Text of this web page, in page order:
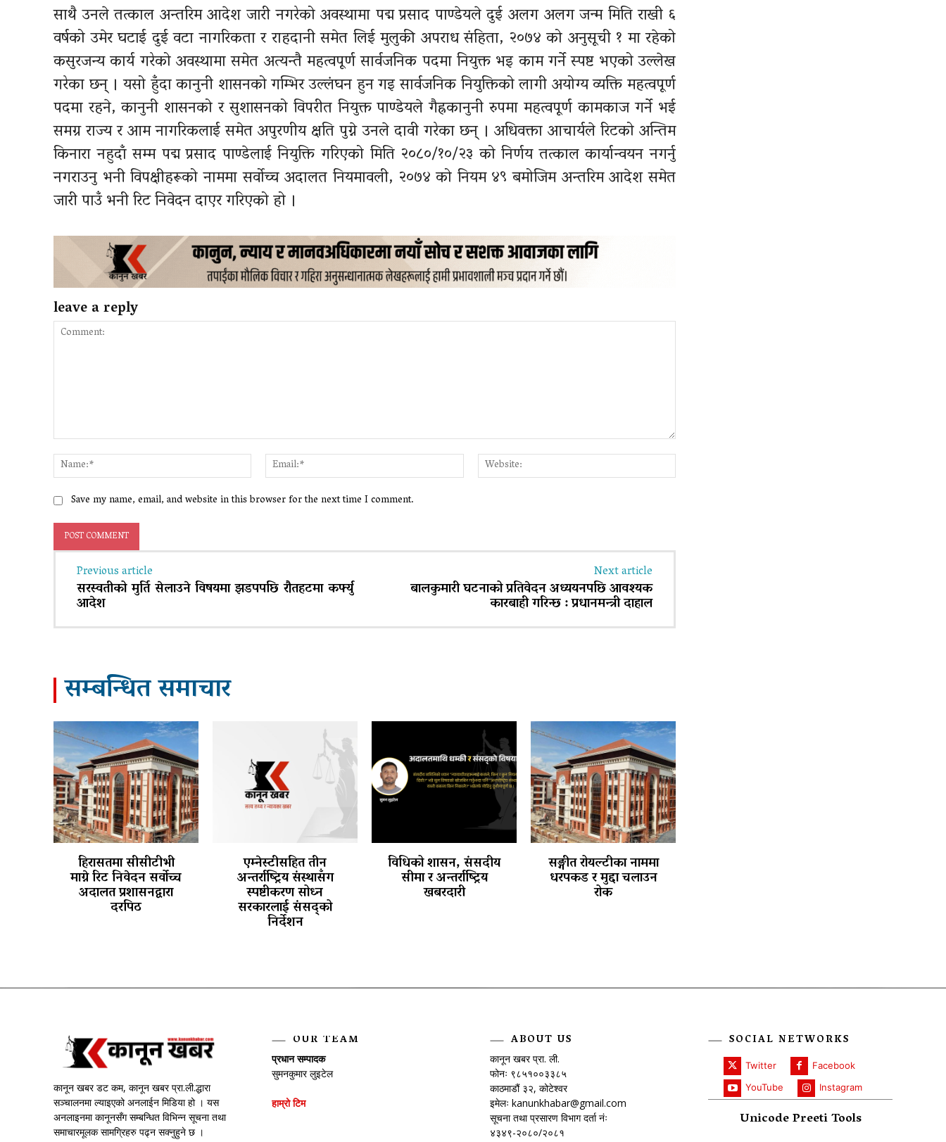
साथै उनले तत्काल अन्तरिम आदेश जारी नगरेको अवस्थामा पद्म प्रसाद पाण्डेयले दुई अलग अलग जन्म मिति राखी ६
वर्षको उमेर घटाई दुई वटा नागरिकता र राहदानी समेत लिई मुलुकी अपराध संहिता, २०७४ को अनुसूची १ मा रहेको
कसुरजन्य कार्य गरेको अवस्थामा समेत अत्यन्तै महत्वपूर्ण सार्वजनिक पदमा नियुक्त भइ काम गर्ने स्पष्ट भएको उल्लेख
गरेका छन् । यसो हुँदा कानुनी शासनको गम्भिर उल्लंघन हुन गइ सार्वजनिक नियुक्तिको लागी अयोग्य व्यक्ति महत्वपूर्ण
पदमा रहने, कानुनी शासनको र सुशासनको विपरीत नियुक्त पाण्डेयले गैह्रकानुनी रुपमा महत्वपूर्ण कामकाज गर्ने भई
समग्र राज्य र आम नागरिकलाई समेत अपुरणीय क्षति पुग्ने उनले दावी गरेका छन् । अधिवक्ता आचार्यले रिटको अन्तिम
किनारा नहुदाँ सम्म पद्म प्रसाद पाण्डेलाई नियुक्ति गरिएको मिति २०८०/१०/२३ को निर्णय तत्काल कार्यान्वयन नगर्नु
नगराउनु भनी विपक्षीहरूको नाममा सर्वोच्च अदालत नियमावली, २०७४ को नियम ४९ बमोजिम अन्तरिम आदेश समेत
जारी पाउँ भनी रिट निवेदन दाएर गरिएको हो ।
leave a reply
Name:*
Email:*
Save my name, email, and website in this browser for the next time I comment.
Previous article
सरस्वतीको मुर्ति सेलाउने विषयमा झडपपछि रौतहटमा कर्फ्यु
आदेश
Next article
बालकुमारी घटनाको प्रतिवेदन अध्ययनपछि आवश्यक
कारबाही गरिन्छ : प्रधानमन्त्री दाहाल
सम्बन्धित समाचार
हिरासतमा सीसीटीभी
माग्ने रिट निवेदन सर्वोच्च
अदालत प्रशासनद्वारा
दरपिठ
एम्नेस्टीसहित तीन
अन्तर्राष्ट्रिय संस्थासँग
स्पष्टीकरण सोध्न
सरकारलाई संसद्को
निर्देशन
विधिको शासन, संसदीय
सीमा र अन्तर्राष्ट्रिय
खबरदारी
सङ्गीत रोयल्टीका नाममा
धरपकड र मुद्दा चलाउन
रोक
कानून खबर डट कम, कानून खबर प्रा.ली.द्धारा
सञ्चालनमा ल्याइएको अनलाईन मिडिया हो । यस
अनलाइनमा कानूनसँग सम्बन्धित विभिन्न सूचना तथा
समाचारमूलक सामग्रिहरु पढ्न सक्नुहुने छ ।
OUR TEAM
प्रधान सम्पादक
सुमनकुमार लुइटेल
हाम्रो टिम
ABOUT US
कानून खबर प्रा. ली.
फोनः ९८५१००३३८५
काठमाडौं ३२, कोटेश्वर
इमेलः kanunkhabar@gmail.com
सूचना तथा प्रसारण विभाग दर्ता नंः
४३४९-२०८०/२०८१
SOCIAL NETWORKS
Twitter
Facebook
YouTube
Instagram
Unicode Preeti Tools